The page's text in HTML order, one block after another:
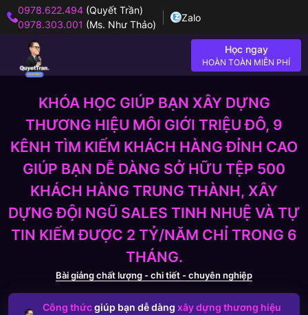
0978.622.494 (Quyết Trần)
0978.303.001 (Ms. Như Thảo)
Zalo
Học ngay
HOÀN TOÀN MIỄN PHÍ
KHÓA HỌC GIÚP BẠN XÂY DỰNG
THƯƠNG HIỆU MÔI GIỚI TRIỆU ĐÔ, 9
KÊNH TÌM KIẾM KHÁCH HÀNG ĐỈNH CAO
GIÚP BẠN DỄ DÀNG SỞ HỮU TỆP 500
KHÁCH HÀNG TRUNG THÀNH, XÂY
DỰNG ĐỘI NGŨ SALES TINH NHUỆ VÀ TỰ
TIN KIẾM ĐƯỢC 2 TỶ/NĂM CHỈ TRONG 6
THÁNG.
Bài giảng chất lượng - chi tiết - chuyên nghiệp
Công thứcgiúp bạn dễ dàng xây dựng thương hiệu